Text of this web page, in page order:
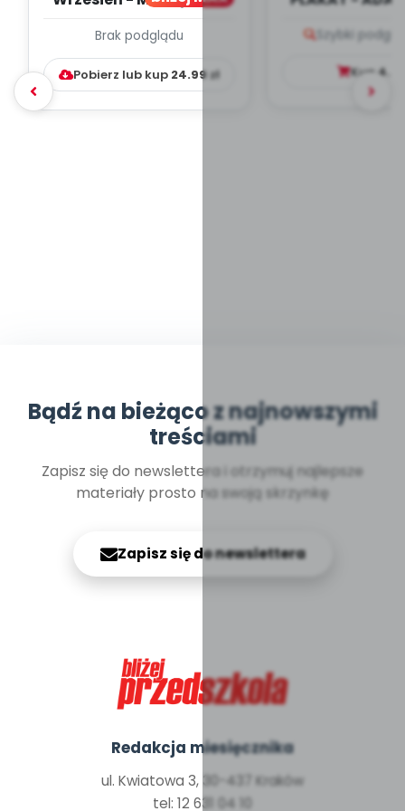
WYCHOWAWCZO –
DYDAKTYC...
Brak podglądu
Pobierz lub kup 24.99zł
Szybki
Kup
Bądź na bieżąco z najnowszymi
treściami
Zapisz się do newslettera i otrzymuj najlepsze
materiały prosto na swoją skrzynkę
Zapisz się do newslettera
Redakcja miesięcznika
ul. Kwiatowa 3, 30-437 Kraków
tel: 12 631 04 10